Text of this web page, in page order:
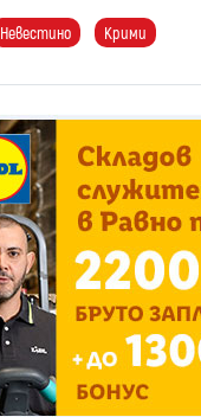
Невестино Крими